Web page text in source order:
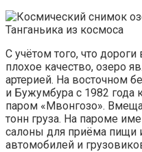
Танганьика из космоса
С учётом того, что
плохое качество, озеро
артерией. На восточном
и Бужумбура с 1982 года
паром «Мвонгозо».
тонн груза. На пароме
салоны для приёма пищи
автомобилей и